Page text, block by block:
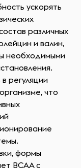
ускорять
различных
и валин,
необходимыми
регуляции
что
формы
ВСАА с